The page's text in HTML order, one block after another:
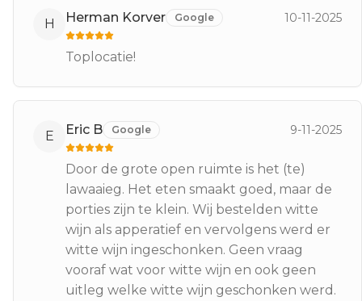
H Herman Korver Google 10-11-2025
Toplocatie!
E Eric B Google 9-11-2025
Door de grote open ruimte is het (te)
lawaaieg. Het eten smaakt goed, maar de
porties zijn te klein. Wij bestelden witte
wijn als apperatief en vervolgens werd er
witte wijn ingeschonken. Geen vraag
vooraf wat voor witte wijn en ook geen
uitleg welke witte wijn geschonken werd.